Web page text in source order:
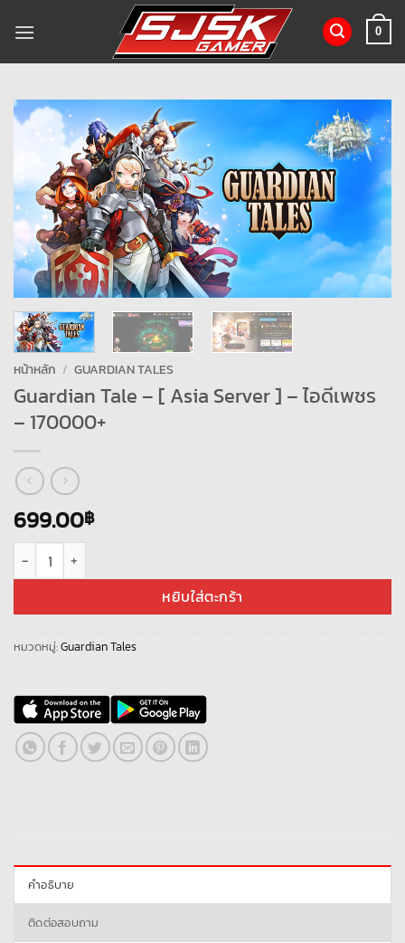
0
หน้าหลัก / GUARDIAN TALES
Guardian Tale – [ Asia Server ] – ไอดีเพชร
– 170000+
699.00฿
จำนวน Guardian Tale – [ Asia Server ] – ไอดีเพชร – 170000+ ชิ้น
หยิบใส่ตะกร้า
หมวดหมู่:Guardian Tales
คำอธิบาย
ติดต่อสอบถาม